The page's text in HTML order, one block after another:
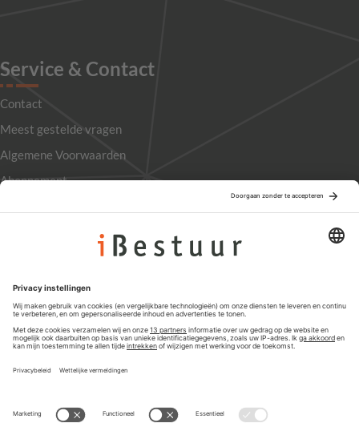
Service & Contact
Contact
Meest gestelde vragen
Algemene Voorwaarden
Abonnement
Privacyinstellingen